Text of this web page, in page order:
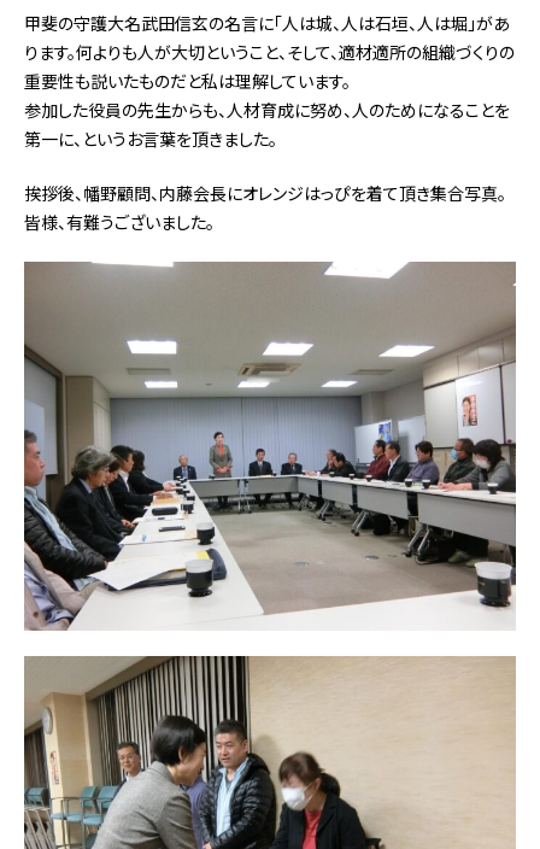
甲斐の守護大名武田信玄の名言に「人は城、人は石垣、人は堀」があ
ります。何よりも人が大切ということ、そして、適材適所の組織づくりの
重要性も説いたものだと私は理解しています。
参加した役員の先生からも、人材育成に努め、人のためになることを
第一に、というお言葉を頂きました。
挨拶後、幡野顧問、内藤会長にオレンジはっぴを着て頂き集合写真。
皆様、有難うございました。